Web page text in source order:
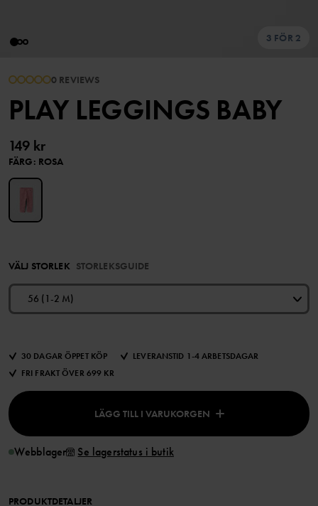
3 FÖR 2
0 REVIEWS
PLAY LEGGINGS BABY
149 kr
FÄRG: ROSA
VÄLJ STORLEK STORLEKSGUIDE
56 (1-2 M)
30 DAGAR ÖPPET KÖP
LEVERANSTID 1-4 ARBETSDAGAR
FRI FRAKT ÖVER 699 KR
LÄGG TILL I VARUKORGEN
Webblager Se lagerstatus i butik
PRODUKTDETALJER